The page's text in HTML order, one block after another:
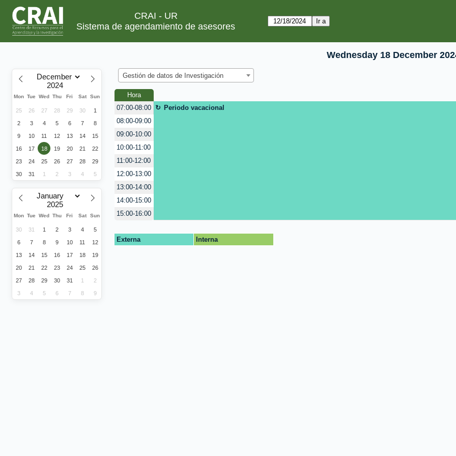
CRAI - UR
Sistema de agendamiento de asesores
Mon Tue Wed Thu Fri Sat Sun
25 26 27 28 29 30 1
2 3 4 5 6 7 8
9 10 11 12 13 14 15
16 17 18 19 20 21 22
23 24 25 26 27 28 29
30 31 1 2 3 4 5
Mon Tue Wed Thu Fri Sat Sun
30 31 1 2 3 4 5
6 7 8 9 10 11 12
13 14 15 16 17 18 19
20 21 22 23 24 25 26
27 28 29 30 31 1 2
3 4 5 6 7 8 9
Wednesday 18 December
Gestión de datos de Investigación
Hora
07:00-08:00
Periodo vacacional
08:00-09:00
09:00-10:00
10:00-11:00
11:00-12:00
12:00-13:00
13:00-14:00
14:00-15:00
15:00-16:00
Externa Interna